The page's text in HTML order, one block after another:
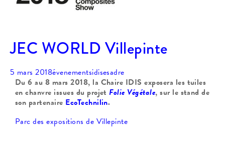
JEC WORLD Villepinte
5 mars 2018évenementsidisesadre
Du 6 au 8 mars 2018, la Chaire IDIS exposera les tuiles
en chanvre issues du projetFolie Végétale, sur le stand de
son partenaire EcoTechnilin.
Parc des expositions de Villepinte